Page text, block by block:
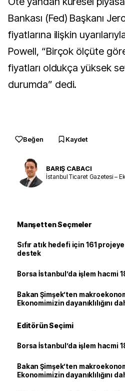
Bankası (Fed) Başkanı
fiyatlarına ilişkin
Powell, “Birçok ölçüte
fiyatları oldukça yüksek
durumda” dedi.
Beğen Kaydet
BARIŞ CABACI
İstanbul Ticaret Gazetesi –
Manşetten Seçmeler
Sıfır atık hedefi için 161
destek
Borsa İstanbul’da işlem hacmi
Bakan Şimşek’ten
Ekonomimizin dayanıklılığını
Editörün Seçimi
Borsa İstanbul’da işlem hacmi
Bakan Şimşek’ten
Ekonomimizin dayanıklılığını